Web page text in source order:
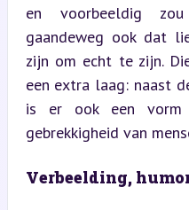
en voorbeeldig
gaandeweg ook dat
zijn om echt te zijn.
een extra laag: naast
is er ook een vorm
gebrekkigheid van
Verbeelding,